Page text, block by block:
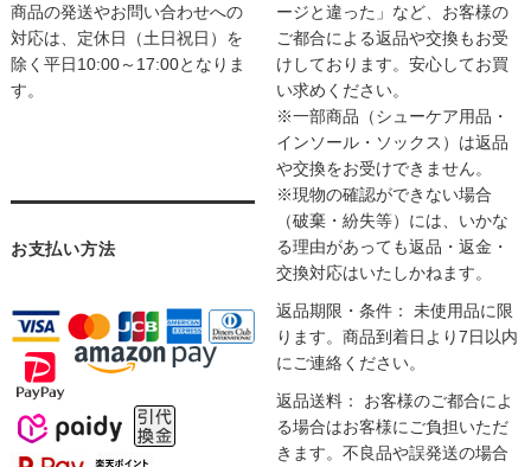
商品の発送やお問い合わせへの
対応は、定休日（土日祝日）を
除く平日10:00～17:00となりま
す。
お支払い方法
ージと違った」など、お客様の
ご都合による返品や交換もお受
けしております。安心してお買
い求めください。
※一部商品（シューケア用品・
インソール・ソックス）は返品
や交換をお受けできません。
※現物の確認ができない場合
（破棄・紛失等）には、いかな
る理由があっても返品・返金・
交換対応はいたしかねます。
返品期限・条件： 未使用品に限
ります。商品到着日より7日以内
にご連絡ください。
返品送料： お客様のご都合によ
る場合はお客様にご負担いただ
きます。不良品や誤発送の場合